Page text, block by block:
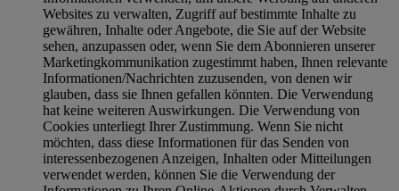
Websites zu verwalten, Zugriff auf bestimmte Inhalte zu
gewähren, Inhalte oder Angebote, die Sie auf der Website
sehen, anzupassen oder, wenn Sie dem Abonnieren unserer
Marketingkommunikation zugestimmt haben, Ihnen relevante
Informationen/Nachrichten zuzusenden, von denen wir
glauben, dass sie Ihnen gefallen könnten. Die Verwendung
hat keine weiteren Auswirkungen. Die Verwendung von
Cookies unterliegt Ihrer Zustimmung. Wenn Sie nicht
möchten, dass diese Informationen für das Senden von
interessenbezogenen Anzeigen, Inhalten oder Mitteilungen
verwendet werden, können Sie die Verwendung der